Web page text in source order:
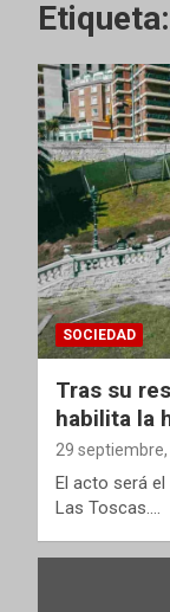
Etiqueta:
SOCIEDAD
Tras su
habilita la
29 septiembre,
El acto será
Las Toscas.…